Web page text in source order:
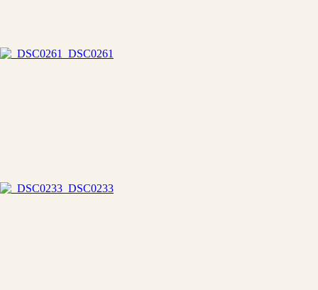
_DSC0261
_DSC0233